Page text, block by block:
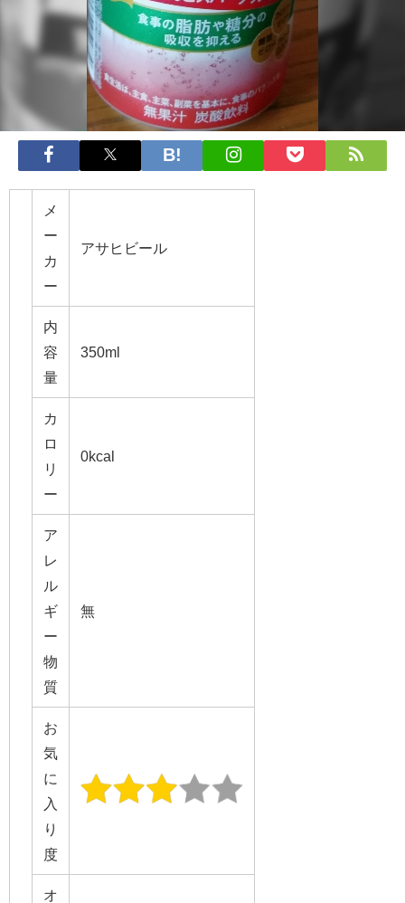
メ
ー
カ
ー
アサヒビール
内
容
量
350ml
カ
ロ
リ
ー
0kcal
ア
レ
ル
ギ
ー
物
質
無
お
気
に
入
り
度
オ